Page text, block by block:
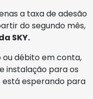
a taxa de adesão
do segundo mês,
SKY.
débito em conta,
instalação para os
está esperando para